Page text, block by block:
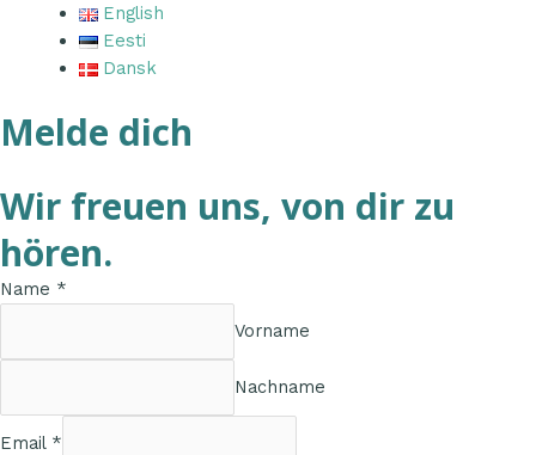
English
Eesti
Dansk
Melde dich
Wir freuen uns, von dir zu
hören.
Name *
Vorname
Nachname
Email *